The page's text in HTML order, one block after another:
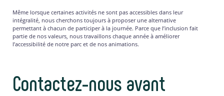
Même lorsque certaines activités ne sont pas accessibles dans leur
intégralité, nous cherchons toujours à proposer une alternative
permettant à chacun de participer à la journée. Parce que l’inclusion fait
partie de nos valeurs, nous travaillons chaque année à améliorer
l’accessibilité de notre parc et de nos animations.
Contactez-nous avant